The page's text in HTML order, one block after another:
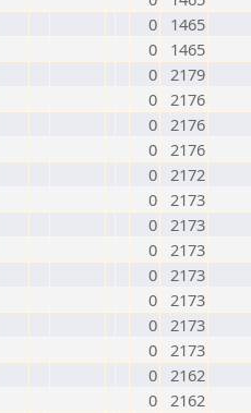
0
1465
0
1465
0 2179
0 2176
0 2176
0 2176
0 2172
0 2173
0 2173
0 2173
0 2173
0 2173
0 2173
0 2173
0 2162
0 2162